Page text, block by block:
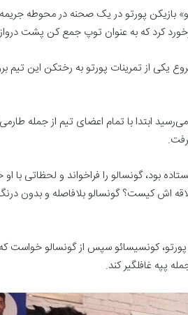
بازیکن پورتو در یک صحنه در محوطه
کرد که به عنوان توپ جمع کن پشت
یکی از تمرینات پورتو به رختکن این تیم
ابتدا با تمام اعضای تیم از جمله طارمی
بود، گونسالو را فراخواند و لحظاتی
اش کیست؟ گونسالو بلافاصله و بدون درنگ
پورتو، کونسیسائو سپس از گونسالو خواست
پپه غافلگیر کند.